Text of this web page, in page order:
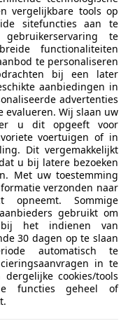
G-TEC Style DSG
vergelijkbare tools op
sitefuncties aan te
te
functionaliteiten
te personaliseren
bij een later
aanbiedingen in
advertenties
evalueren. Wij slaan uw
u dit opgeeft voor
voertuigen of in
Dit vergemakkelijkt
u bij latere bezoeken
Met uw toestemming
verzonden naar
opneemt. Sommige
gebruikt om
het indienen van
30 dagen op te slaan
automatisch te
in te
cookies/tools
functies geheel of